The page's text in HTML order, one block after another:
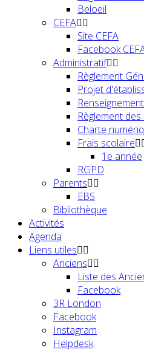
Beloeil
CEFA
Site CEFA
Facebook
Administratif
Règlement
Projet
Règlement
Charte
Frais scolaire
1e année
RGPD
Parents
EBS
Bibliothèque
Activités
Agenda
Liens utiles
Anciens
Liste des
Facebook
3R London
Facebook
Instagram
Helpdesk